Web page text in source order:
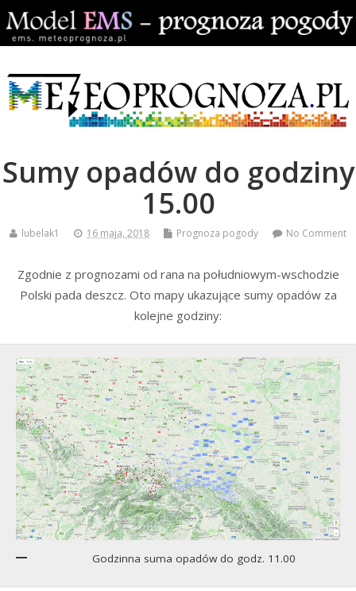
Sumy opadów do godziny
15.00
lubelak1 16 maja, 2018 Prognoza pogody No Comment
Zgodnie z prognozami od rana na południowym-wschodzie
Polski pada deszcz. Oto mapy ukazujące sumy opadów za
kolejne godziny:
Godzinna suma opadów do godz. 11.00